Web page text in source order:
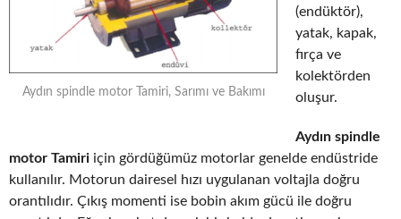
Aydın spindle motor Tamiri, Sarımı ve Bakımı
(endüktör),
yatak, kapak,
fırça ve
kolektörden
oluşur.
Aydın spindle
motor Tamiri için gördüğümüz motorlar genelde endüstride
kullanılır. Motorun dairesel hızı uygulanan voltajla doğru
orantılıdır. Çıkış momenti ise bobin akım gücü ile doğru